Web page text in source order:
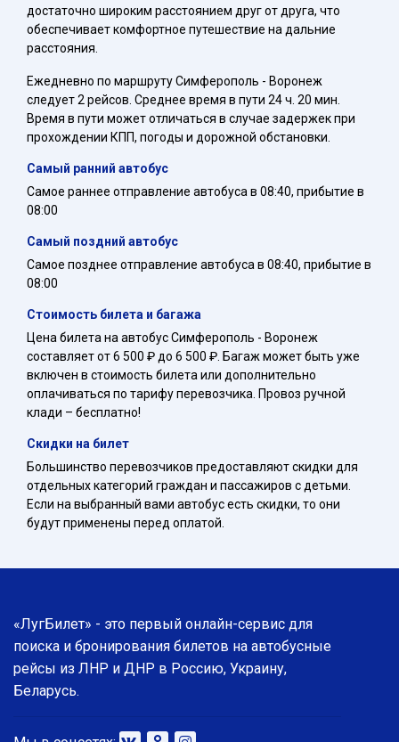
достаточно широким расстоянием друг от друга, что
обеспечивает комфортное путешествие на дальние
расстояния.
Ежедневно по маршруту Симферополь - Воронеж
следует 2 рейсов. Среднее время в пути 24 ч. 20 мин.
Время в пути может отличаться в случае задержек при
прохождении КПП, погоды и дорожной обстановки.
Самый ранний автобус
Самое раннее отправление автобуса в 08:40, прибытие в
08:00
Самый поздний автобус
Самое позднее отправление автобуса в 08:40, прибытие в
08:00
Стоимость билета и багажа
Цена билета на автобус Симферополь - Воронеж
составляет от 6 500 ₽ до 6 500 ₽. Багаж может быть уже
включен в стоимость билета или дополнительно
оплачиваться по тарифу перевозчика. Провоз ручной
клади – бесплатно!
Скидки на билет
Большинство перевозчиков предоставляют скидки для
отдельных категорий граждан и пассажиров с детьми.
Если на выбранный вами автобус есть скидки, то они
будут применены перед оплатой.
«ЛугБилет» - это первый онлайн-сервис для
поиска и бронирования билетов на автобусные
рейсы из ЛНР и ДНР в Россию, Украину,
Беларусь.